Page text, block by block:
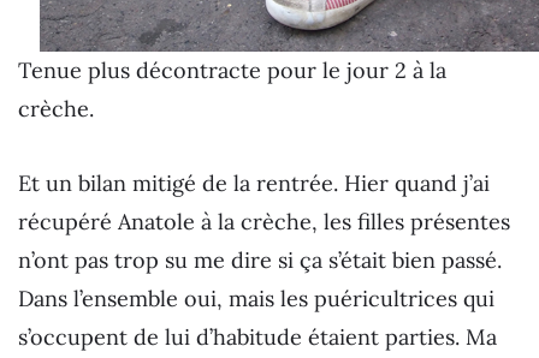
Tenue plus décontracte pour le jour 2 à la
crèche.
Et un bilan mitigé de la rentrée. Hier quand j’ai
récupéré Anatole à la crèche, les filles présentes
n’ont pas trop su me dire si ça s’était bien passé.
Dans l’ensemble oui, mais les puéricultrices qui
s’occupent de lui d’habitude étaient parties. Ma